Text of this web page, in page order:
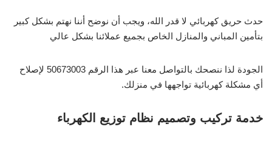
حدث حريق كهربائي لا قدر الله، ويجب أن نوضح أننا نهتم بشكل كبير
بتأمين المباني والمنازل الخاص بجميع عملائنا بشكل عالي
الجودة لذا ننصحك بالتواصل معنا عبر هذا الرقم 50673003 لإصلاح
أي مشكلة كهربائية تواجهها في منزلك.
خدمة تركيب وتصميم نظام توزيع الكهرباء